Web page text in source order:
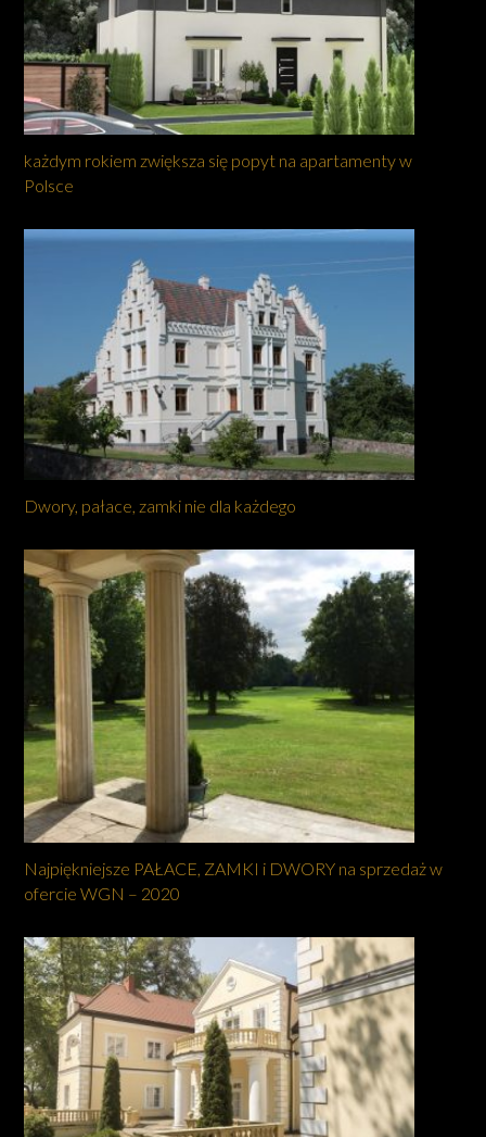
każdym rokiem zwiększa się popyt na apartamenty w
Polsce
Dwory, pałace, zamki nie dla każdego
Najpiękniejsze PAŁACE, ZAMKI i DWORY na sprzedaż w
ofercie WGN – 2020